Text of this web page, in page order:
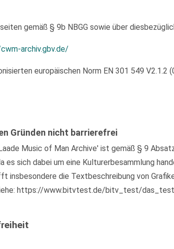
gemäß § 9b NBGG sowie über
archiv.gbv.de/
europäischen Norm EN 301 549 V2.1.2
Gründen nicht barrierefrei
Music of Man Archive' ist gemäß § 9
sich dabei um eine Kulturerbesammlung
insbesondere die Textbeschreibung von
https://www.bitvtest.de/bitv_test/